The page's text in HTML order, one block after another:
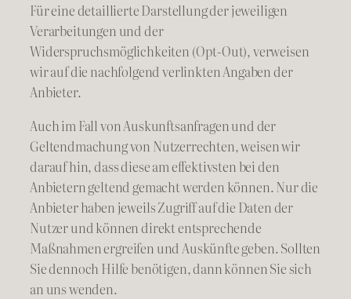
Für eine detaillierte Darstellung der jeweiligen
Verarbeitungen und der
Widerspruchsmöglichkeiten (Opt-Out), verweisen
wir auf die nachfolgend verlinkten Angaben der
Anbieter.
Auch im Fall von Auskunftsanfragen und der
Geltendmachung von Nutzerrechten, weisen wir
darauf hin, dass diese am effektivsten bei den
Anbietern geltend gemacht werden können. Nur die
Anbieter haben jeweils Zugriff auf die Daten der
Nutzer und können direkt entsprechende
Maßnahmen ergreifen und Auskünfte geben. Sollten
Sie dennoch Hilfe benötigen, dann können Sie sich
an uns wenden.